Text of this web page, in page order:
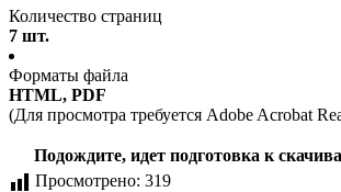
Количество страниц
7 шт.
Форматы файла
HTML, PDF
(Для просмотра требуется Adobe Acrobat
Подождите, идет подготовка к
Просмотрено: 319